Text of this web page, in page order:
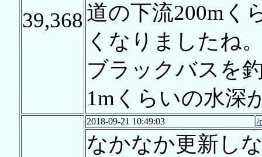
39,368 道の下流200mく
くなりましたね
ブラックバスを
1mくらいの水深
2018-09-21 10:49:03 /
なかなか更新し